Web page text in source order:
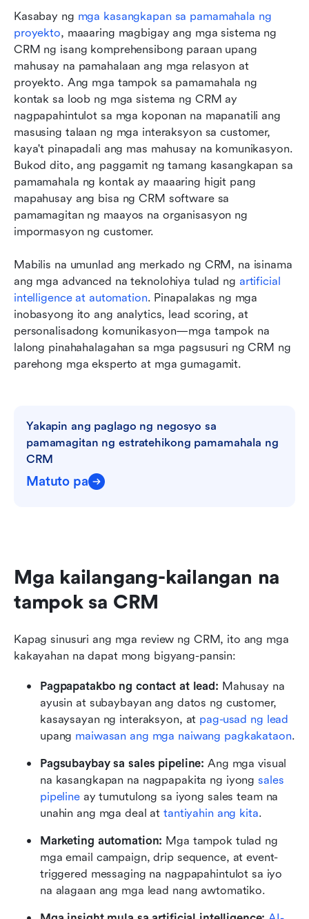
Kasabay ng mga kasangkapan sa pamamahala ng
proyekto, maaaring magbigay ang mga sistema ng
CRM ng isang komprehensibong paraan upang
mahusay na pamahalaan ang mga relasyon at
proyekto. Ang mga tampok sa pamamahala ng
kontak sa loob ng mga sistema ng CRM ay
nagpapahintulot sa mga koponan na mapanatili ang
masusing talaan ng mga interaksyon sa customer,
kaya't pinapadali ang mas mahusay na komunikasyon.
Bukod dito, ang paggamit ng tamang kasangkapan sa
pamamahala ng kontak ay maaaring higit pang
mapahusay ang bisa ng CRM software sa
pamamagitan ng maayos na organisasyon ng
impormasyon ng customer.
Mabilis na umunlad ang merkado ng CRM, na isinama
ang mga advanced na teknolohiya tulad ng artificial
intelligence at automation. Pinapalakas ng mga
inobasyong ito ang analytics, lead scoring, at
personalisadong komunikasyon—mga tampok na
lalong pinahahalagahan sa mga pagsusuri ng CRM ng
parehong mga eksperto at mga gumagamit.
Yakapin ang paglago ng negosyo sa
pamamagitan ng estratehikong pamamahala ng
CRM
Matuto pa
Mga kailangang-kailangan na
tampok sa CRM
Kapag sinusuri ang mga review ng CRM, ito ang mga
kakayahan na dapat mong bigyang-pansin:
Pagpapatakbo ng contact at lead: Mahusay na
ayusin at subaybayan ang datos ng customer,
kasaysayan ng interaksyon, at pag-usad ng lead
upang maiwasan ang mga naiwang pagkakataon.
Pagsubaybay sa sales pipeline: Ang mga visual
na kasangkapan na nagpapakita ng iyong sales
pipeline ay tumutulong sa iyong sales team na
unahin ang mga deal at tantiyahin ang kita.
Marketing automation: Mga tampok tulad ng
mga email campaign, drip sequence, at event-
triggered messaging na nagpapahintulot sa iyo
na alagaan ang mga lead nang awtomatiko.